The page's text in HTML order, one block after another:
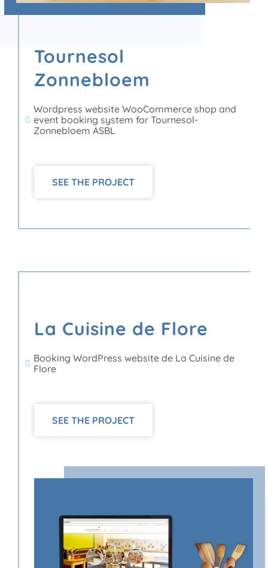
Tournesol
Zonnebloem
Wordpress website WooCommerce shop and
event booking system for Tournesol-
Zonnebloem ASBL
SEE THE PROJECT
La Cuisine de Flore
Booking WordPress website de La Cuisine de
Flore
SEE THE PROJECT